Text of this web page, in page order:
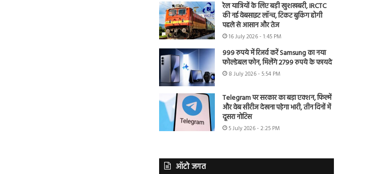
रेल यात्रियों के लिए बड़ी खुशखबरी, IRCTC
की नई वेबसाइट लॉन्च, टिकट बुकिंग होगी
पहले से आसान और तेज
16 July 2026 - 1:45 PM
999 रुपये में रिजर्व करें Samsung का नया
फोल्डेबल फोन, मिलेंगे 2799 रुपये के फायदे
8 July 2026 - 5:54 PM
Telegram पर सरकार का बड़ा एक्शन, फिल्में
और वेब सीरीज देखना पड़ेगा भारी, तीन दिनों में
दूसरा नोटिस
5 July 2026 - 2:25 PM
ऑटो जगत